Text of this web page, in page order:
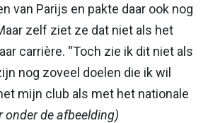
van Parijs en pakte daar ook nog
zelf ziet ze dat niet als het
carrière. “Toch zie ik dit niet als
nog zoveel doelen die ik wil
mijn club als met het nationale
onder de afbeelding)